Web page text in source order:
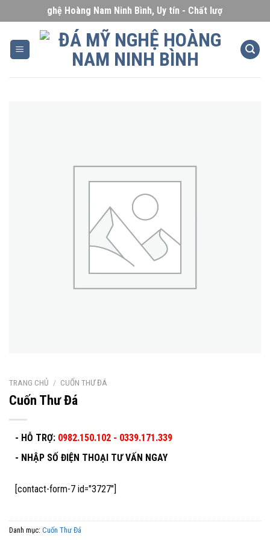
to
content
Đá Mỹ Nghệ Hoàng Nam Ninh Bình, Uy tín - Chất lượng - Giá
TRANG CHỦ / CUỐN THƯ ĐÁ
Cuốn Thư Đá
- HỖ TRỢ: 0982.150.102 - 0339.171.339
- NHẬP SỐ ĐIỆN THOẠI TƯ VẤN NGAY
[contact-form-7 id="3727"]
Danh mục: Cuốn Thư Đá